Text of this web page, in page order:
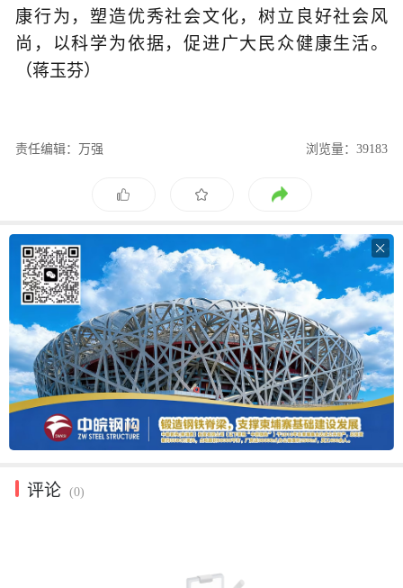
康行为，塑造优秀社会文化，树立良好社会风
尚，以科学为依据，促进广大民众健康生活。
（蒋玉芬）
责任编辑：万强 浏览量：39183

评论 (0)